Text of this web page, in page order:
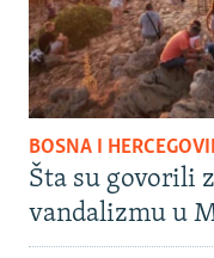
BOSNA I
Šta su govorili
vandalizmu u